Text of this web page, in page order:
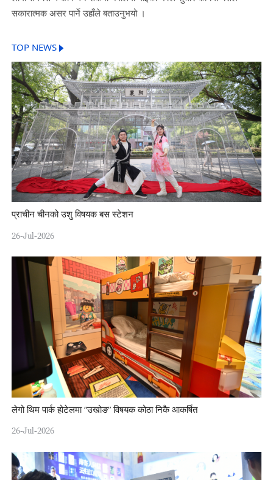
सकारात्मक असर पार्ने उहाँले बताउनुभयो ।
TOP NEWS
प्राचीन चीनको उशु विषयक बस स्टेशन
26-Jul-2026
लेगो थिम पार्क होटेलमा “उखोङ” विषयक कोठा निकै आकर्षित
26-Jul-2026